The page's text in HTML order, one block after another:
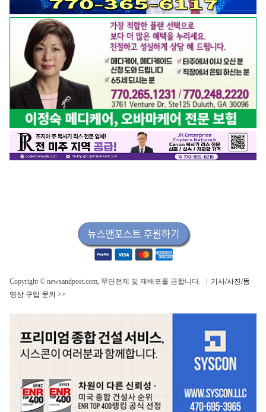
Copyright © newsandpost.com, 무단전제 및 재배포를 금합니다. | 기사/사진/동
영상 구입 문의 >>